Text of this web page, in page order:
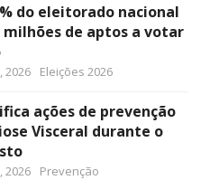
do eleitorado nacional
milhões de aptos a votar
2026 Eleições 2026
ações de prevenção
Visceral durante o
2026 Prevenção